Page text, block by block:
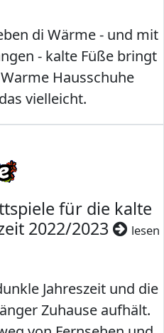
di Wärme - und mit
- kalte Füße bringt
Hausschuhe
vielleicht.
für die kalte
2022/2023
lesen
Jahreszeit und die
Zuhause aufhält.